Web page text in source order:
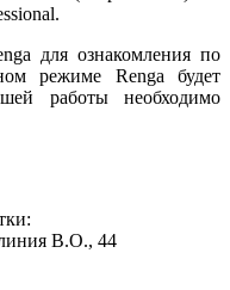
для ознакомления по
режиме Renga будет
работы необходимо
В.О., 44